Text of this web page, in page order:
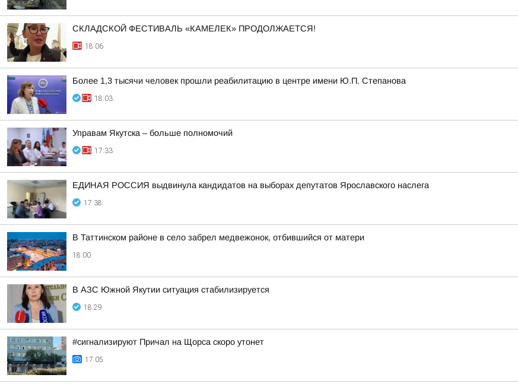
СКЛАДСКОЙ ФЕСТИВАЛЬ «КАМЕЛЕК» ПРОДОЛЖАЕТСЯ!
18:06
Более 1,3 тысячи человек прошли реабилитацию в центре имени Ю.П. Степанова
18:03
Управам Якутска – больше полномочий
17:33
ЕДИНАЯ РОССИЯ выдвинула кандидатов на выборах депутатов Ярославского наслега
17:38
В Таттинском районе в село забрел медвежонок, отбившийся от матери
18:00
В АЗС Южной Якутии ситуация стабилизируется
18:29
#сигнализируют Причал на Щорса скоро утонет
17:05